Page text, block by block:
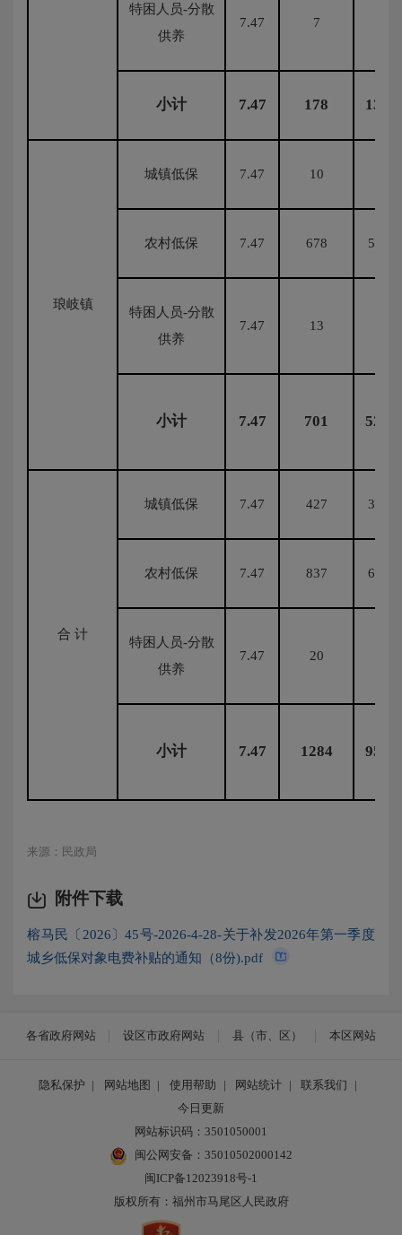
特困人员-分散
供养
7.47 7
小计 7.47 178
琅岐镇
城镇低保 7.47 10
农村低保 7.47 678
特困人员-分散
供养
7.47 13
小计 7.47 701
合 计
城镇低保 7.47 427
农村低保 7.47 837
特困人员-分散
供养
7.47 20
小计 7.47 1284
来源：民政局
附件下载
榕马民〔2026〕45号-2026-4-28-关于补发2026年第一季度
城乡低保对象电费补贴的通知（8份).pdf
各省政府网站 设区市政府网站 县（市、区） 本区网站
隐私保护 | 网站地图 | 使用帮助 | 网站统计 | 联系我们
|
今日更新
网站标识码：3501050001
闽公网安备：35010502000142
闽ICP备12023918号-1
版权所有：福州市马尾区人民政府